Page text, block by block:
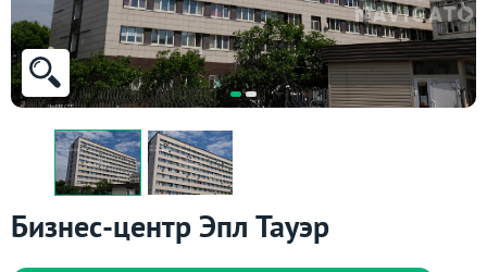
Бизнес-центр Эпл Тауэр